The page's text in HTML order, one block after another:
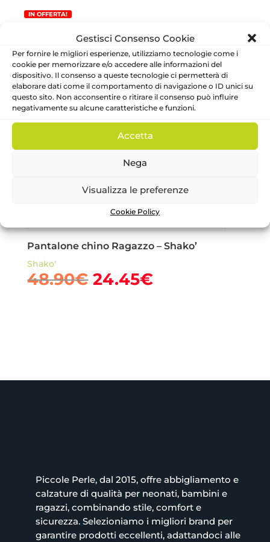
Gestisci Consenso Cookie
Per fornire le migliori esperienze, utilizziamo tecnologie come i
cookie per memorizzare e/o accedere alle informazioni del
dispositivo. Il consenso a queste tecnologie ci permetterà di
elaborare dati come il comportamento di navigazione o ID unici su
questo sito. Non acconsentire o ritirare il consenso può influire
negativamente su alcune caratteristiche e funzioni.
Accetta
Nega
Visualizza le preferenze
Cookie Policy
15.90€.7.95€.
IN OFFERTA!
Pantalone chino Ragazzo – Shako’
Shako'
48.90€ Il
24.45€Il
Piccole Perle, dal 2015, offre abbigliamento e
calzature di qualità per neonati, bambini e
ragazzi, combinando stile, comfort e
sicurezza. Selezioniamo i migliori brand per
garantire prodotti eccellenti, adattandoci alle